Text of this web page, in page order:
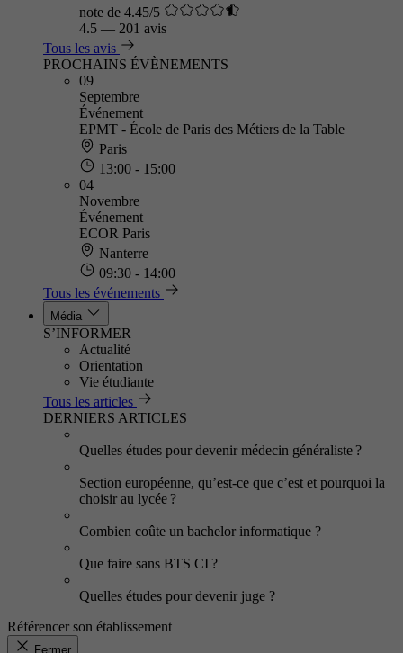
note de 4.45/5
4.5 — 201 avis
Tous les avis
PROCHAINS ÉVÈNEMENTS
09
Septembre
Événement
EPMT - École de Paris des Métiers de la Table
Paris
13:00 - 15:00
04
Novembre
Événement
ECOR Paris
Nanterre
09:30 - 14:00
Tous les événements
Média
S’INFORMER
Actualité
Orientation
Vie étudiante
Tous les articles
DERNIERS ARTICLES
Quelles études pour devenir médecin généraliste ?
Section européenne, qu’est-ce que c’est et pourquoi la
choisir au lycée ?
Combien coûte un bachelor informatique ?
Que faire sans BTS CI ?
Quelles études pour devenir juge ?
Référencer son établissement
Fermer